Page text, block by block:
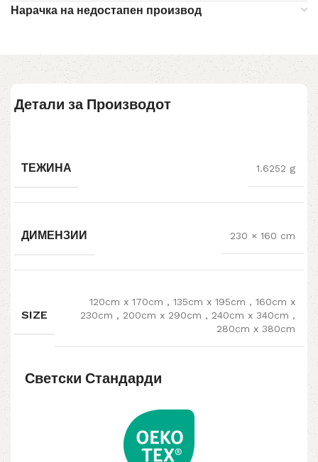
Нарачка на недостапен производ
Детали за Производот
ТЕЖИНА 1.6252 g
ДИМЕНЗИИ 230 × 160 cm
SIZE
120cm x 170cm , 135cm x 195cm , 160cm x
230cm , 200cm x 290cm , 240cm x 340cm ,
280cm x 380cm
Светски Стандарди